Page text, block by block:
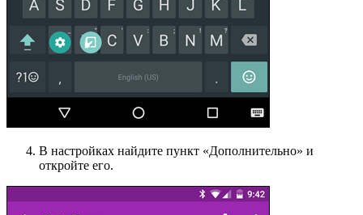
В настройках найдите пункт «Дополнительно» и
откройте его.